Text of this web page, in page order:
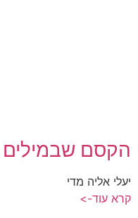
הקסם שבמילים
יעלי אליה מדי
קרא עוד->